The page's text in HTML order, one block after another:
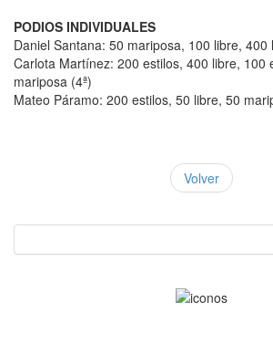
PODIOS INDIVIDUALES
Daniel Santana: 50 mariposa, 100 libre, 400
Carlota Martínez: 200 estilos, 400 libre, 100
mariposa (4ª)
Mateo Páramo: 200 estilos, 50 libre, 50
Volver